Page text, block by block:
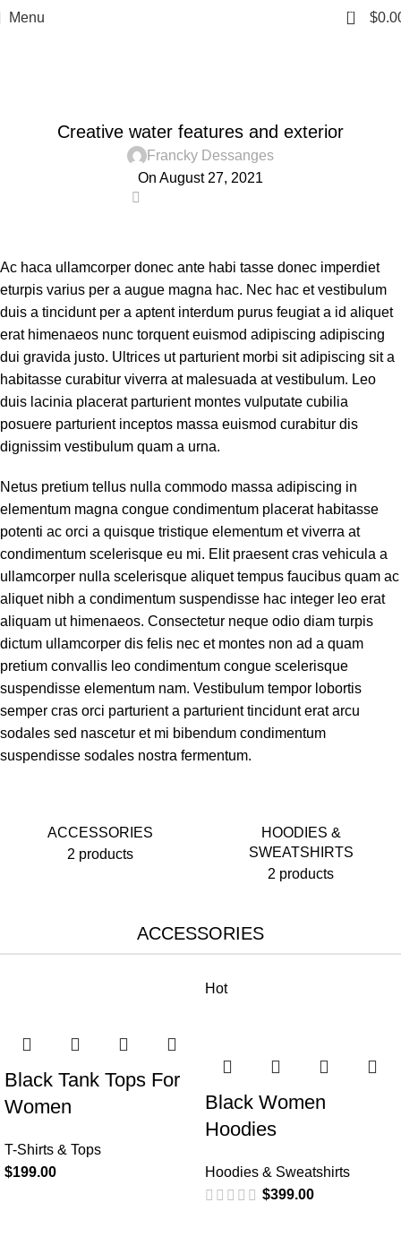
Menu 0 $
Creative water features and exterior
Francky Dessanges
On August 27, 2021
Ac haca ullamcorper donec ante habi tasse donec imperdiet
eturpis varius per a augue magna hac. Nec hac et vestibulum
duis a tincidunt per a aptent interdum purus feugiat a id aliquet
erat himenaeos nunc torquent euismod adipiscing adipiscing
dui gravida justo. Ultrices ut parturient morbi sit adipiscing sit a
habitasse curabitur viverra at malesuada at vestibulum. Leo
duis lacinia placerat parturient montes vulputate cubilia
posuere parturient inceptos massa euismod curabitur dis
dignissim vestibulum quam a urna.
Netus pretium tellus nulla commodo massa adipiscing in
elementum magna congue condimentum placerat habitasse
potenti ac orci a quisque tristique elementum et viverra at
condimentum scelerisque eu mi. Elit praesent cras vehicula a
ullamcorper nulla scelerisque aliquet tempus faucibus quam ac
aliquet nibh a condimentum suspendisse hac integer leo erat
aliquam ut himenaeos. Consectetur neque odio diam turpis
dictum ullamcorper dis felis nec et montes non ad a quam
pretium convallis leo condimentum congue scelerisque
suspendisse elementum nam. Vestibulum tempor lobortis
semper cras orci parturient a parturient tincidunt erat arcu
sodales sed nascetur et mi bibendum condimentum
suspendisse sodales nostra fermentum.
ACCESSORIES
2 products
HOODIES &
SWEATSHIRTS
2 products
ACCESSORIES
Black Tank Tops For
Women
T-Shirts & Tops
$199.00
Hot
Black Women
Hoodies
Hoodies & Sweatshirts
$399.00